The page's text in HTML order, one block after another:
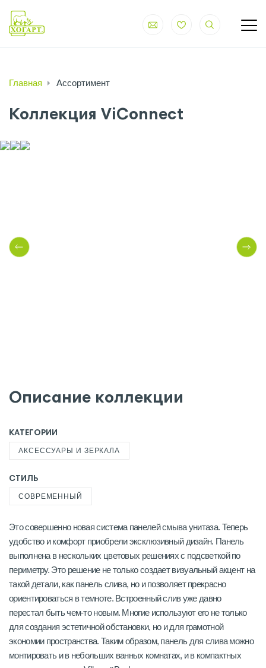
Главная Ассортимент
Коллекция ViConnect
Описание коллекции
КАТЕГОРИИ
АКСЕССУАРЫ И ЗЕРКАЛА
СТИЛЬ
СОВРЕМЕННЫЙ
Это совершенно новая система панелей смыва унитаза. Теперь
удобство и комфорт приобрели эксклюзивный дизайн. Панель
выполнена в нескольких цветовых решениях с подсветкой по
периметру. Это решение не только создает визуальный акцент на
такой детали, как панель слива, но и позволяет прекрасно
ориентироваться в темноте. Встроенный слив уже давно
перестал быть чем-то новым. Многие используют его не только
для создания эстетичной обстановки, но и для грамотной
экономии пространства. Таким образом, панель для слива можно
монтировать и в небольших ванных комнатах, и в компактных